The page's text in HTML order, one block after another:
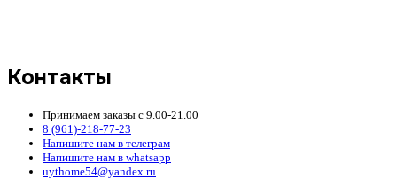
Контакты
Принимаем заказы с 9.00-21.00
8 (961)-218-77-23
Напишите нам в телеграм
Напишите нам в whatsapp
uythome54@yandex.ru